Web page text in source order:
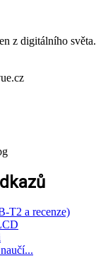
z digitálního světa.
T2 a recenze)